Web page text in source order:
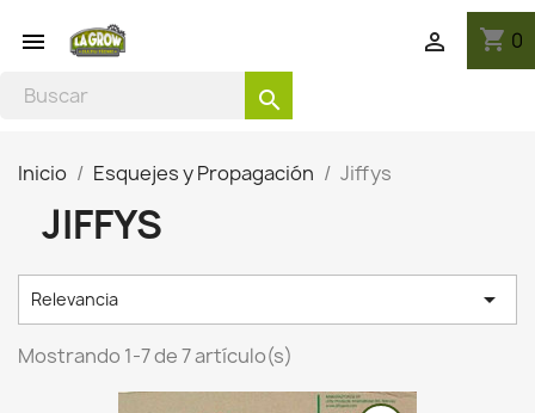
 shopping_cart 0

search
Inicio Esquejes y Propagación Jiffys
JIFFYS
Relevancia 
Mostrando 1-7 de 7 artículo(s)